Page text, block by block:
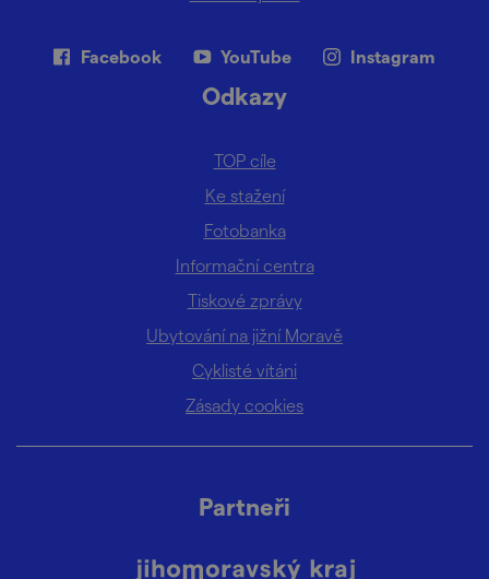
Facebook YouTube Instagram
Odkazy
TOP cíle
Ke stažení
Fotobanka
Informační centra
Tiskové zprávy
Ubytování na jižní Moravě
Cyklisté vítáni
Zásady cookies
Partneři